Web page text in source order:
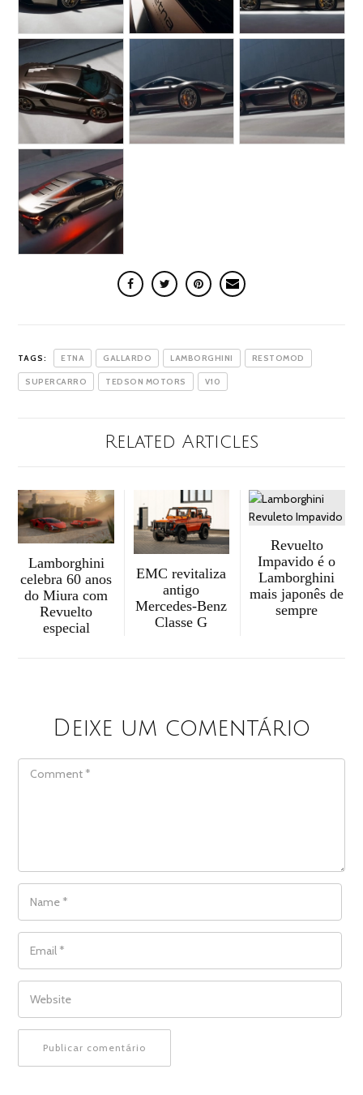
TAGS: ETNA GALLARDO LAMBORGHINI RESTOMOD
SUPERCARRO TEDSON MOTORS V10
Related Articles
Lamborghini
celebra 60 anos
do Miura com
Revuelto
especial
EMC revitaliza
antigo
Mercedes-Benz
Classe G
Revuelto
Impavido é o
Lamborghini
mais japonês de
sempre
Deixe um comentário
COMMENT
NAME
EMAIL
WEBSITE